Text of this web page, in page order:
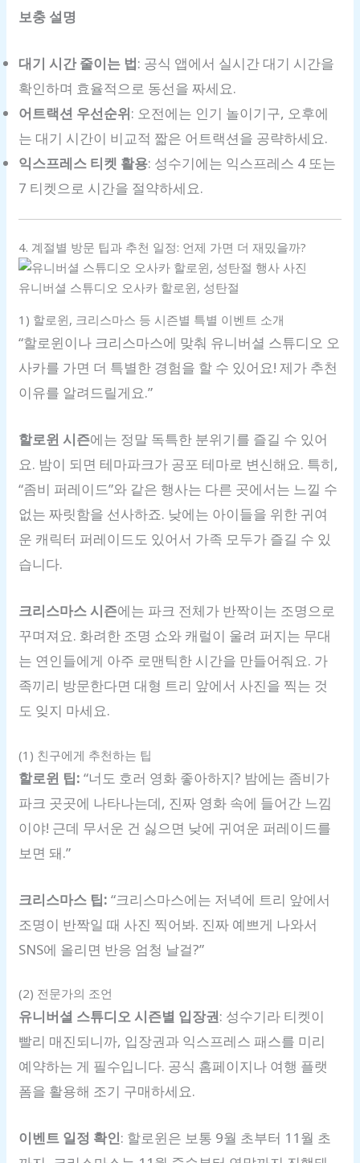
보충 설명
대기 시간 줄이는 법: 공식 앱에서 실시간 대기 시간을
확인하며 효율적으로 동선을 짜세요.
어트랙션 우선순위: 오전에는 인기 놀이기구, 오후에
는 대기 시간이 비교적 짧은 어트랙션을 공략하세요.
익스프레스 티켓 활용: 성수기에는 익스프레스 4 또는
7 티켓으로 시간을 절약하세요.
4. 계절별 방문 팁과 추천 일정: 언제 가면 더 재밌을까?
유니버셜 스튜디오 오사카 할로윈, 성탄절
1) 할로윈, 크리스마스 등 시즌별 특별 이벤트 소개
“할로윈이나 크리스마스에 맞춰 유니버셜 스튜디오 오
사카를 가면 더 특별한 경험을 할 수 있어요! 제가 추천
이유를 알려드릴게요.”
할로윈 시즌에는 정말 독특한 분위기를 즐길 수 있어
요. 밤이 되면 테마파크가 공포 테마로 변신해요. 특히,
“좀비 퍼레이드”와 같은 행사는 다른 곳에서는 느낄 수
없는 짜릿함을 선사하죠. 낮에는 아이들을 위한 귀여
운 캐릭터 퍼레이드도 있어서 가족 모두가 즐길 수 있
습니다.
크리스마스 시즌에는 파크 전체가 반짝이는 조명으로
꾸며져요. 화려한 조명 쇼와 캐럴이 울려 퍼지는 무대
는 연인들에게 아주 로맨틱한 시간을 만들어줘요. 가
족끼리 방문한다면 대형 트리 앞에서 사진을 찍는 것
도 잊지 마세요.
(1) 친구에게 추천하는 팁
할로윈 팁: “너도 호러 영화 좋아하지? 밤에는 좀비가
파크 곳곳에 나타나는데, 진짜 영화 속에 들어간 느낌
이야! 근데 무서운 건 싫으면 낮에 귀여운 퍼레이드를
보면 돼.”
크리스마스 팁: “크리스마스에는 저녁에 트리 앞에서
조명이 반짝일 때 사진 찍어봐. 진짜 예쁘게 나와서
SNS에 올리면 반응 엄청 날걸?”
(2) 전문가의 조언
유니버셜 스튜디오 시즌별 입장권: 성수기라 티켓이
빨리 매진되니까, 입장권과 익스프레스 패스를 미리
예약하는 게 필수입니다. 공식 홈페이지나 여행 플랫
폼을 활용해 조기 구매하세요.
이벤트 일정 확인: 할로윈은 보통 9월 초부터 11월 초